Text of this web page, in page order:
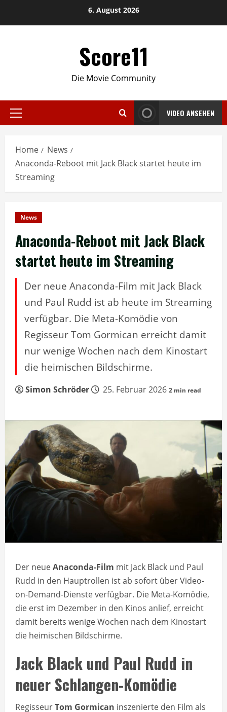
6. August 2026
Score11
Die Movie Community
Primary
VIDEO ANSEHEN
Home
News
Anaconda-Reboot mit Jack Black startet heute im
Streaming
News
Anaconda-Reboot mit Jack Black
startet heute im Streaming
Der neue Anaconda-Film mit Jack Black
und Paul Rudd ist ab heute im Streaming
verfügbar. Die Meta-Komödie von
Regisseur Tom Gormican erreicht damit
nur wenige Wochen nach dem Kinostart
die heimischen Bildschirme.
Simon Schröder 25. Februar 2026 2 min read
Der neueAnaconda-Film mit Jack Black und Paul
Rudd in den Hauptrollen ist ab sofort über Video-
on-Demand-Dienste verfügbar. Die Meta-Komödie,
die erst im Dezember in den Kinos anlief, erreicht
damit bereits wenige Wochen nach dem Kinostart
die heimischen Bildschirme.
Jack Black und Paul Rudd in
neuer Schlangen-Komödie
RegisseurTom Gormican inszenierte den Film als